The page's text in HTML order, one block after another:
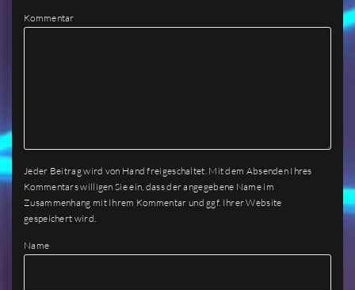
Kommentar
Jeder Beitrag wird von Hand freigeschaltet. Mit dem Absenden Ihres
Kommentars willigen Sie ein, dass der angegebene Name im
Zusammenhang mit Ihrem Kommentar und ggf. Ihrer Website
gespeichert wird.
Name